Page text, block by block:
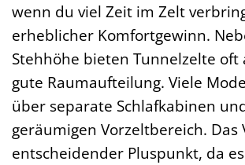
wenn du viel Zeit im Zelt
erheblicher Komfortgewinn.
Stehhöhe bieten Tunnelzelte oft
gute Raumaufteilung. Viele
über separate Schlafkabinen
geräumigen Vorzeltbereich. Das
entscheidender Pluspunkt, da